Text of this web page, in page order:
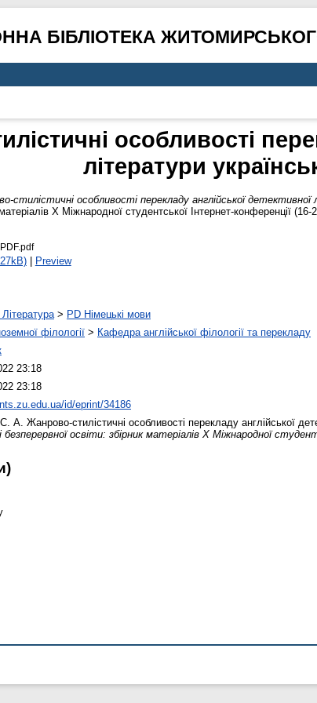
БІБЛІОТЕКА
особливості
літератури
стилістичні особливості перекладу англійської
X Міжнародної студентської Інтернет-конференції
| Preview
> PD Німецькі мови
філології > Кафедра англійської філології та перекладу
23:18
23:18
id/eprint/34186
С. А. Жанрово-стилістичні особливості перекладу англійської
освіти: збірник матеріалів X Міжнародної